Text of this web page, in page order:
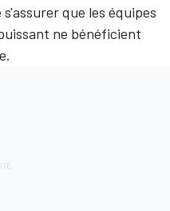
que les équipes
ne bénéficient